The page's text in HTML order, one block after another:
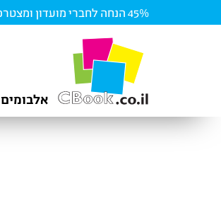
45% הנחה לחברי מועדון ומצטרפים חדשים |
אלבומים